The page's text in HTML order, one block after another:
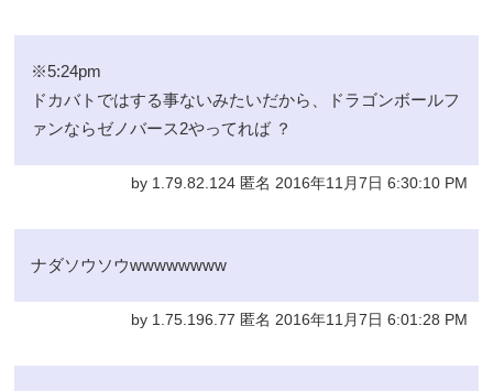
※5:24pm
ドカバトではする事ないみたいだから、ドラゴンボールフ
ァンならゼノバース2やってれば ？
by 1.79.82.124 匿名 2016年11月7日 6:30:10 PM
ナダソウソウwwwwwwww
by 1.75.196.77 匿名 2016年11月7日 6:01:28 PM